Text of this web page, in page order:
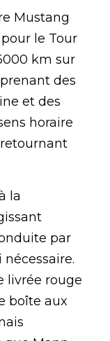
Mustang
le Tour
km sur
des
et des
horaire
la
par
livrée rouge
boîte aux